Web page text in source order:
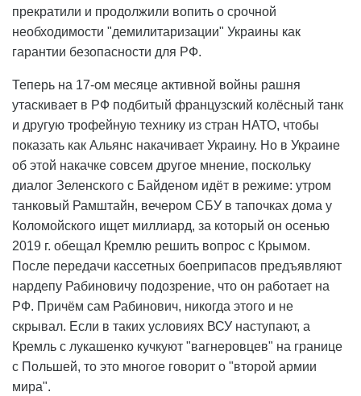
прекратили и продолжили вопить о срочной
необходимости "демилитаризации" Украины как
гарантии безопасности для РФ.
Теперь на 17-ом месяце активной войны рашня
утаскивает в РФ подбитый французский колёсный танк
и другую трофейную технику из стран НАТО, чтобы
показать как Альянс накачивает Украину. Но в Украине
об этой накачке совсем другое мнение, поскольку
диалог Зеленского с Байденом идёт в режиме: утром
танковый Рамштайн, вечером СБУ в тапочках дома у
Коломойского ищет миллиард, за который он осенью
2019 г. обещал Кремлю решить вопрос с Крымом.
После передачи кассетных боеприпасов предъявляют
нардепу Рабиновичу подозрение, что он работает на
РФ. Причём сам Рабинович, никогда этого и не
скрывал. Если в таких условиях ВСУ наступают, а
Кремль с лукашенко кучкуют "вагнеровцев" на границе
с Польшей, то это многое говорит о "второй армии
мира".